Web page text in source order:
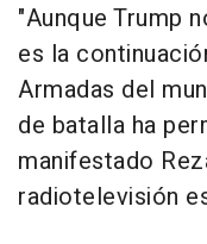
"Aunque Trump
es la
Armadas del
de batalla ha
manifestado
radiotelevisión